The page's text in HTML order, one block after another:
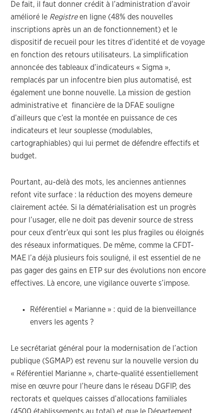
De fait, il faut donner crédit à l’administration d’avoir
amélioré le Registreen ligne (48% des nouvelles
inscriptions après un an de fonctionnement) et le
dispositif de recueil pour les titres d’identité et de voyage
en fonction des retours utilisateurs. La simplification
annoncée des tableaux d’indicateurs « Sigma »,
remplacés par un infocentre bien plus automatisé, est
également une bonne nouvelle. La mission de gestion
administrative et financière de la DFAE souligne
d’ailleurs que c’est la montée en puissance de ces
indicateurs et leur souplesse (modulables,
cartographiables) qui lui permet de défendre effectifs et
budget.
Pourtant, au-delà des mots, les anciennes antiennes
refont vite surface : la réduction des moyens demeure
clairement actée. Si la dématérialisation est un progrès
pour l’usager, elle ne doit pas devenir source de stress
pour ceux d’entr’eux qui sont les plus fragiles ou éloignés
des réseaux informatiques. De même, comme la CFDT-
MAE l’a déjà plusieurs fois souligné, il est essentiel de ne
pas gager des gains en ETP sur des évolutions non encore
effectives. Là encore, une vigilance ouverte s’impose.
Référentiel « Marianne » : quid de la bienveillance
envers les agents ?
Le secrétariat général pour la modernisation de l’action
publique (SGMAP) est revenu sur la nouvelle version du
« Référentiel Marianne », charte-qualité essentiellement
mise en œuvre pour l’heure dans le réseau DGFIP, des
rectorats et quelques caisses d’allocations familiales